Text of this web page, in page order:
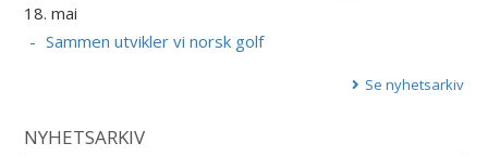
18. mai
Sammen utvikler vi norsk golf
Se nyhetsarkiv
NYHETSARKIV